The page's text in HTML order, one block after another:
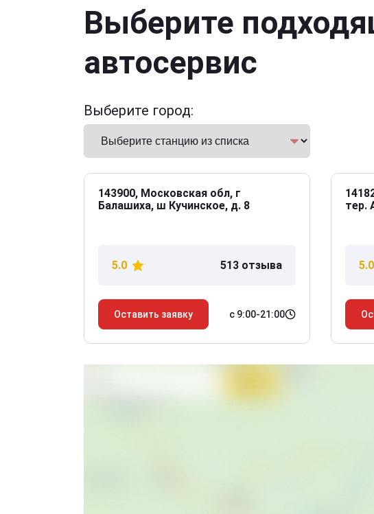
Выберите
автосервис
Выберите город:
143900, Московская обл, г
Балашиха, ш Кучинское, д. 8
5.0 513 отзыва
Оставить заявку с 9:00-21:00
тер.
5.0